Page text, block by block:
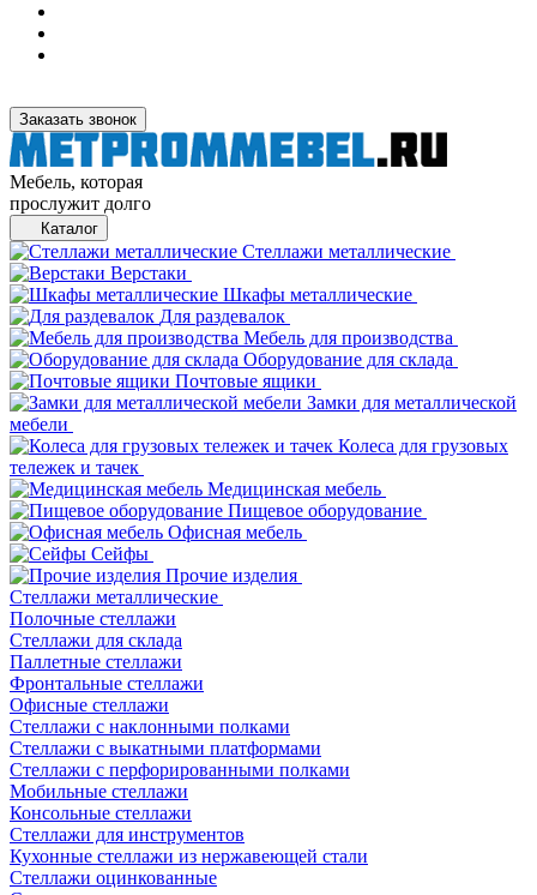
Заказать звонок
Мебель, которая
прослужит долго
Каталог
Стеллажи металлические
Верстаки
Шкафы металлические
Для раздевалок
Мебель для производства
Оборудование для склада
Почтовые ящики
Замки для металлической
мебели
Колеса для грузовых
тележек и тачек
Медицинская мебель
Пищевое оборудование
Офисная мебель
Сейфы
Прочие изделия
Стеллажи металлические
Полочные стеллажи
Стеллажи для склада
Паллетные стеллажи
Фронтальные стеллажи
Офисные стеллажи
Стеллажи с наклонными полками
Стеллажи с выкатными платформами
Стеллажи с перфорированными полками
Мобильные стеллажи
Консольные стеллажи
Стеллажи для инструментов
Кухонные стеллажи из нержавеющей стали
Стеллажи оцинкованные